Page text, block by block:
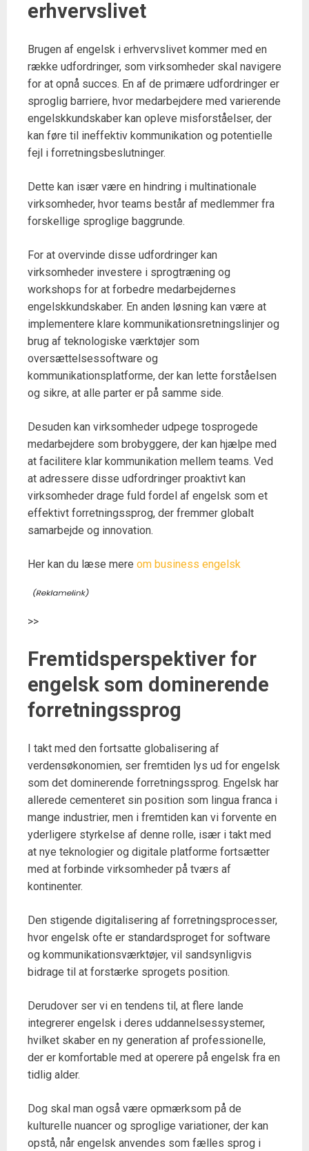
erhvervslivet
Brugen af engelsk i erhvervslivet kommer med en
række udfordringer, som virksomheder skal navigere
for at opnå succes. En af de primære udfordringer er
sproglig barriere, hvor medarbejdere med varierende
engelskkundskaber kan opleve misforståelser, der
kan føre til ineffektiv kommunikation og potentielle
fejl i forretningsbeslutninger.
Dette kan især være en hindring i multinationale
virksomheder, hvor teams består af medlemmer fra
forskellige sproglige baggrunde.
For at overvinde disse udfordringer kan
virksomheder investere i sprogtræning og
workshops for at forbedre medarbejdernes
engelskkundskaber. En anden løsning kan være at
implementere klare kommunikationsretningslinjer og
brug af teknologiske værktøjer som
oversættelsessoftware og
kommunikationsplatforme, der kan lette forståelsen
og sikre, at alle parter er på samme side.
Desuden kan virksomheder udpege tosprogede
medarbejdere som brobyggere, der kan hjælpe med
at facilitere klar kommunikation mellem teams. Ved
at adressere disse udfordringer proaktivt kan
virksomheder drage fuld fordel af engelsk som et
effektivt forretningssprog, der fremmer globalt
samarbejde og innovation.
Her kan du læse mere om business engelsk
>>
Fremtidsperspektiver for
engelsk som dominerende
forretningssprog
I takt med den fortsatte globalisering af
verdensøkonomien, ser fremtiden lys ud for engelsk
som det dominerende forretningssprog. Engelsk har
allerede cementeret sin position som lingua franca i
mange industrier, men i fremtiden kan vi forvente en
yderligere styrkelse af denne rolle, især i takt med
at nye teknologier og digitale platforme fortsætter
med at forbinde virksomheder på tværs af
kontinenter.
Den stigende digitalisering af forretningsprocesser,
hvor engelsk ofte er standardsproget for software
og kommunikationsværktøjer, vil sandsynligvis
bidrage til at forstærke sprogets position.
Derudover ser vi en tendens til, at flere lande
integrerer engelsk i deres uddannelsessystemer,
hvilket skaber en ny generation af professionelle,
der er komfortable med at operere på engelsk fra en
tidlig alder.
Dog skal man også være opmærksom på de
kulturelle nuancer og sproglige variationer, der kan
opstå, når engelsk anvendes som fælles sprog i